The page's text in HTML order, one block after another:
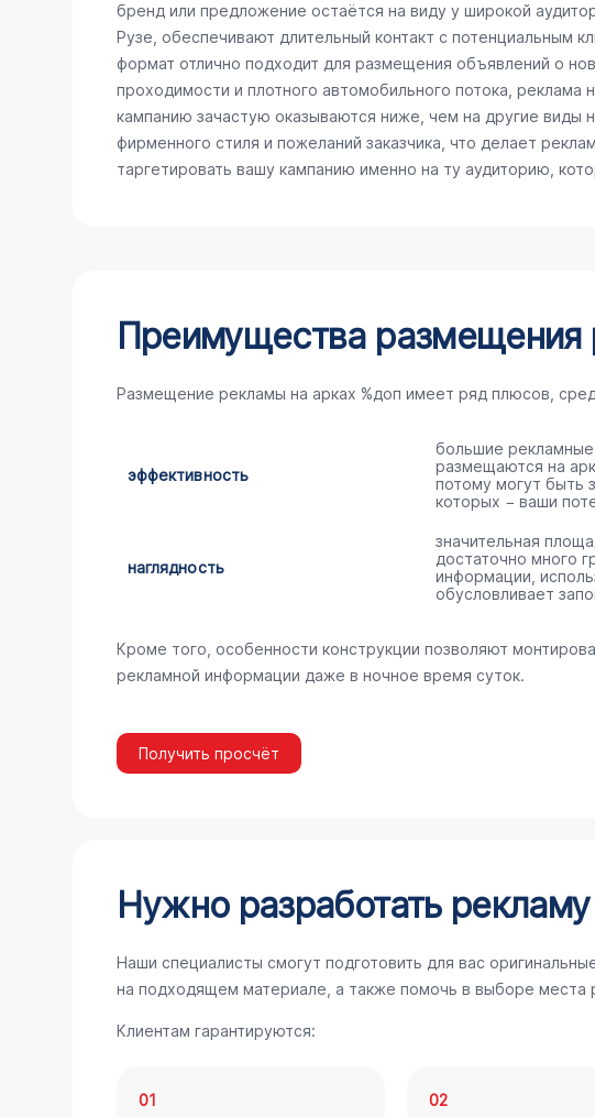
бренд или предложение остаётся на виду у широкой
Рузе, обеспечивают длительный контакт с потенциальным
формат отлично подходит для размещения объявлений о
проходимости и плотного автомобильного потока, реклама
кампанию зачастую оказываются ниже, чем на другие
фирменного стиля и пожеланий заказчика, что делает
таргетировать вашу кампанию именно на ту аудиторию,
Преимущества размещения
Размещение рекламы на арках %доп имеет ряд плюсов,
эффективность
большие
размещаются на
потому могут быть
которых − ваши
наглядность
значительная
достаточно много
информации,
обусловливает
Кроме того, особенности конструкции позволяют
рекламной информации даже в ночное время суток.
Получить просчёт
Нужно разработать
Наши специалисты смогут подготовить для вас
на подходящем материале, а также помочь в выборе места
Клиентам гарантируются:
01 02